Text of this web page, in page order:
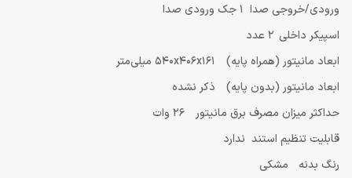
ورودی/خروجی صدا 1 جک ورودی صدا
اسپیکر داخلی 2 عدد
ابعاد مانیتور (همراه پایه) 540x406x161 میلی‌متر
ابعاد مانیتور (بدون پایه) ذکر نشده
حداکثر میزان مصرف برق مانیتور 26 وات
قابلیت تنظیم استند ندارد
رنگ بدنه مشکی